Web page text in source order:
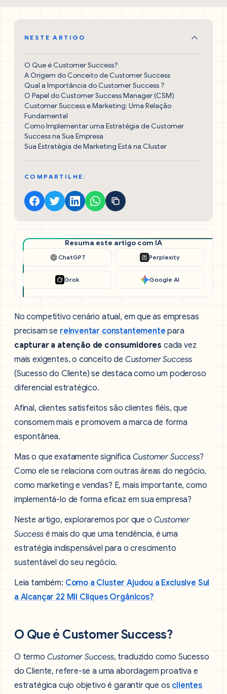
NESTE ARTIGO
O Que é Customer Success?
A Origem do Conceito de Customer Success
Qual a Importância do Customer Success ?
O Papel do Customer Success Manager (CSM)
Customer Success e Marketing: Uma Relação
Fundamental
Como Implementar uma Estratégia de Customer
Success na Sua Empresa
Sua Estratégia de Marketing Está na Cluster
COMPARTILHE:
Resuma este artigo com IA
ChatGPT Perplexity
Grok Google AI
No competitivo cenário atual, em que as empresas
precisam se reinventar constantemente para
capturar a atenção de consumidores cada vez
mais exigentes, o conceito de Customer Success
(Sucesso do Cliente) se destaca como um poderoso
diferencial estratégico.
Afinal, clientes satisfeitos são clientes fiéis, que
consomem mais e promovem a marca de forma
espontânea.
Mas o que exatamente significa Customer Success?
Como ele se relaciona com outras áreas do negócio,
como marketing e vendas? E, mais importante, como
implementá-lo de forma eficaz em sua empresa?
Neste artigo, exploraremos por que o Customer
Successé mais do que uma tendência, é uma
estratégia indispensável para o crescimento
sustentável do seu negócio.
Leia também: Como a Cluster Ajudou a Exclusive Sul
a Alcançar 22 Mil Cliques Orgânicos?
O Que é Customer Success?
O termo Customer Success, traduzido como Sucesso
do Cliente, refere-se a uma abordagem proativa e
estratégica cujo objetivo é garantir que os clientes